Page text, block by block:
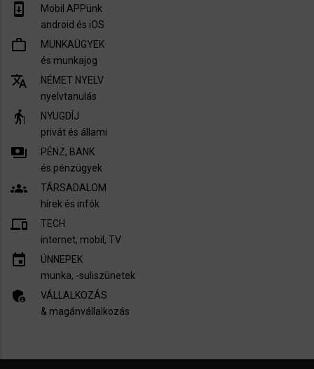
system_update
Mobil APPünk
android és iOS
work_outline
MUNKAÜGYEK
és munkajog
translate
NÉMET NYELV
nyelvtanulás
elderly
NYUGDÍJ
privát és állami
payments
PÉNZ, BANK
és pénzügyek
groups
TÁRSADALOM
hírek és infók
devices
TECH
internet, mobil, TV​
insert_invitation
ÜNNEPEK
munka, -suliszünetek
admin_panel_settings
VÁLLALKOZÁS
& magánvállalkozás